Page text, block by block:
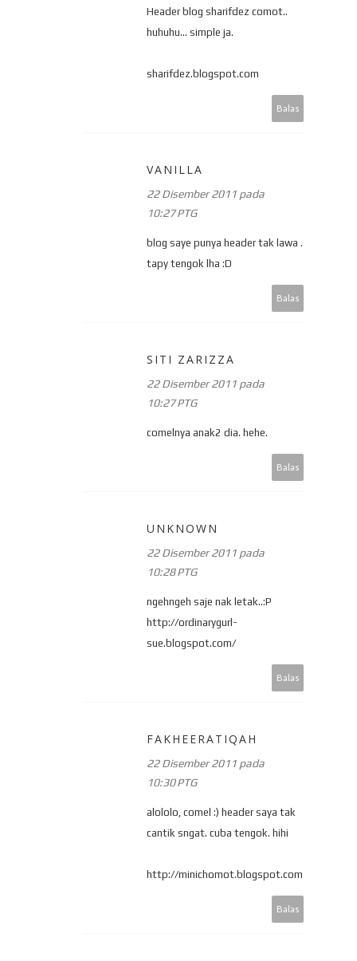
Header blog sharifdez comot..
huhuhu... simple ja.
sharifdez.blogspot.com
Balas
VANILLA
22 Disember 2011 pada
10:27 PTG
blog saye punya header tak lawa .
tapy tengok lha :D
Balas
SITI ZARIZZA
22 Disember 2011 pada
10:27 PTG
comelnya anak2 dia. hehe.
Balas
UNKNOWN
22 Disember 2011 pada
10:28 PTG
ngehngeh saje nak letak..:P
http://ordinarygurl-
sue.blogspot.com/
Balas
FAKHEERATIQAH
22 Disember 2011 pada
10:30 PTG
alololo, comel :) header saya tak
cantik sngat. cuba tengok. hihi
http://minichomot.blogspot.com
Balas